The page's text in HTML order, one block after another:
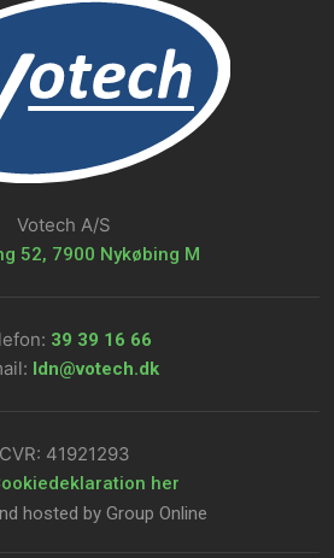
Votech A/S
52, 7900 Nykøbing M
39 39 16 66​
ldn@votech.dk
CVR: ​41921293
her​
hosted by Group Online